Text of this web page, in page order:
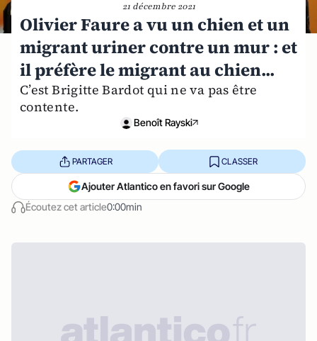
21 décembre 2021
Olivier Faure a vu un chien et un
migrant uriner contre un mur : et
il préfère le migrant au chien...
C’est Brigitte Bardot qui ne va pas être
contente.
Benoît Rayski
Écoutez cet article0:00min
PARTAGER CLASSER
Ajouter Atlantico en favori sur Google